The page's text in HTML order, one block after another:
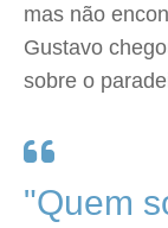
mas não
Gustavo
sobre o
"Quem